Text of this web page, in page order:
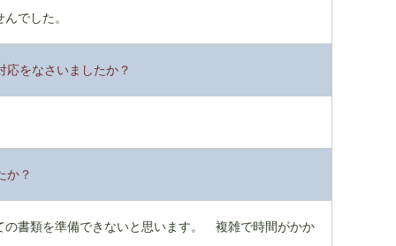
でした。
応をなさいましたか？
か？
の書類を準備できないと思います。 複雑で時間がかか